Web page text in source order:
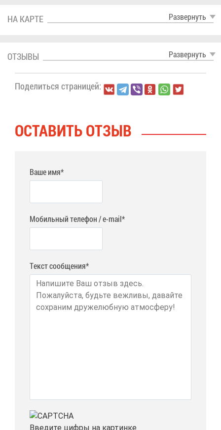
Раз­вер­нуть
НА КАР­ТЕ
Раз­вер­нуть
ОТ­ЗЫ­ВЫ
По­де­лить­ся стра­ни­цей:
ОСТА­ВИТЬ ОТ­ЗЫВ
Ваше имя*
Мобильный телефон / e-mail*
Текст сообщения*
Вве­ди­те циф­ры на кар­тин­ке